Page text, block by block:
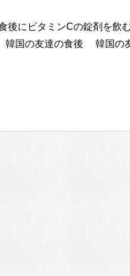
後にビタミンCの錠剤を飲
韓国の友達の食後 韓国の